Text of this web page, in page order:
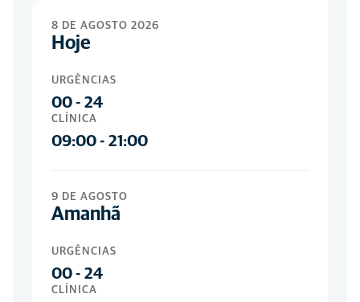
Urgências
TODOS OS DIAS
8 DE AGOSTO 2026
Hoje
URGÊNCIAS
00 - 24
CLÍNICA
09:00 - 21:00
9 DE AGOSTO
Amanhã
URGÊNCIAS
00 - 24
CLÍNICA